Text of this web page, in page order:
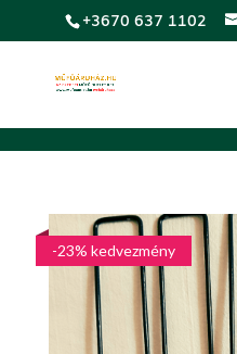
+3670 637 1102
-23% kedvezmény